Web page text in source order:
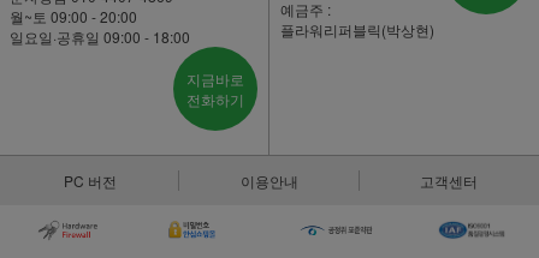
월~토 09:00 - 20:00
일요일·공휴일 09:00 - 18:00
지금바로
전화하기
예금주 :
플라워리퍼블릭(박상현)
PC 버전 이용안내 고객센터